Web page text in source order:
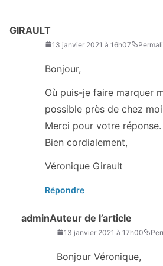
GIRAULT
13 janvier 2021 à 16h07
Bonjour,
Où puis-je faire marquer
possible près de chez
Merci pour votre réponse.
Bien cordialement,
Véronique Girault
Répondre
adminAuteur de l’article
13 janvier 2021 à 17h00
Bonjour Véronique,